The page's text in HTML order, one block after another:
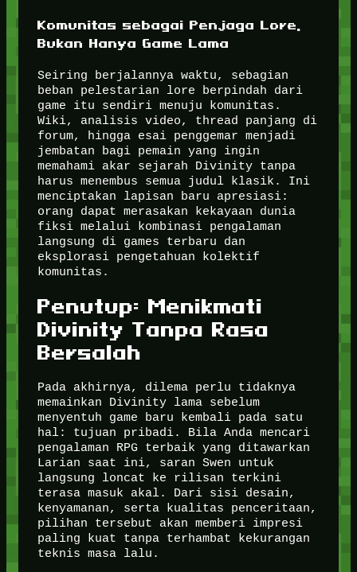
Komunitas sebagai Penjaga Lore,
Bukan Hanya Game Lama
Seiring berjalannya waktu, sebagian
beban pelestarian lore berpindah dari
game itu sendiri menuju komunitas.
Wiki, analisis video, thread panjang di
forum, hingga esai penggemar menjadi
jembatan bagi pemain yang ingin
memahami akar sejarah Divinity tanpa
harus menembus semua judul klasik. Ini
menciptakan lapisan baru apresiasi:
orang dapat merasakan kekayaan dunia
fiksi melalui kombinasi pengalaman
langsung di games terbaru dan
eksplorasi pengetahuan kolektif
komunitas.
Penutup: Menikmati
Divinity Tanpa Rasa
Bersalah
Pada akhirnya, dilema perlu tidaknya
memainkan Divinity lama sebelum
menyentuh game baru kembali pada satu
hal: tujuan pribadi. Bila Anda mencari
pengalaman RPG terbaik yang ditawarkan
Larian saat ini, saran Swen untuk
langsung loncat ke rilisan terkini
terasa masuk akal. Dari sisi desain,
kenyamanan, serta kualitas penceritaan,
pilihan tersebut akan memberi impresi
paling kuat tanpa terhambat kekurangan
teknis masa lalu.